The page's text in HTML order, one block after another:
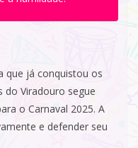
que já conquistou os
do Viradouro segue
o Carnaval 2025. A
e defender seu